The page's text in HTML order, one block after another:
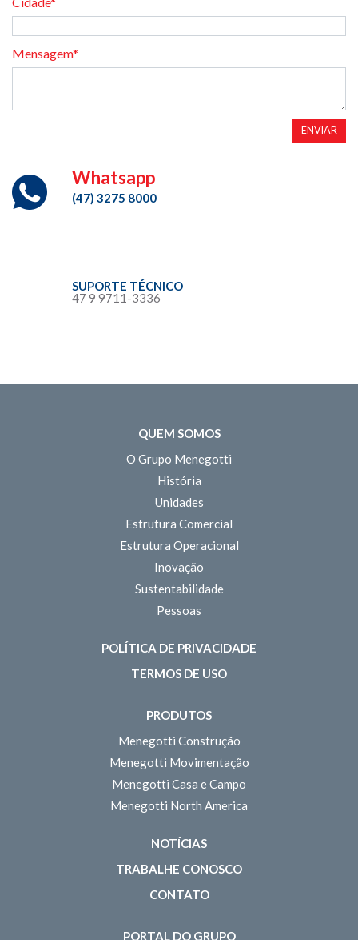
Mensagem*
ENVIAR
Whatsapp
(47) 3275 8000
SUPORTE TÉCNICO
47 9 9711-3336
QUEM SOMOS
O Grupo Menegotti
História
Unidades
Estrutura Comercial
Estrutura Operacional
Inovação
Sustentabilidade
Pessoas
POLÍTICA DE PRIVACIDADE
TERMOS DE USO
PRODUTOS
Menegotti Construção
Menegotti Movimentação
Menegotti Casa e Campo
Menegotti North America
NOTÍCIAS
TRABALHE CONOSCO
CONTATO
PORTAL DO GRUPO